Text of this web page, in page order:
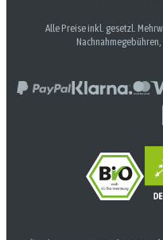
Alle Preise inkl. gesetzl.